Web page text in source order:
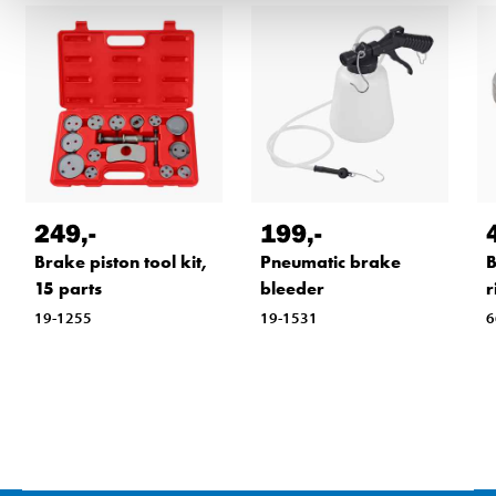
249,-
Brake piston tool kit,
15 parts
19-1255
199,-
Pneumatic brake
bleeder
19-1531